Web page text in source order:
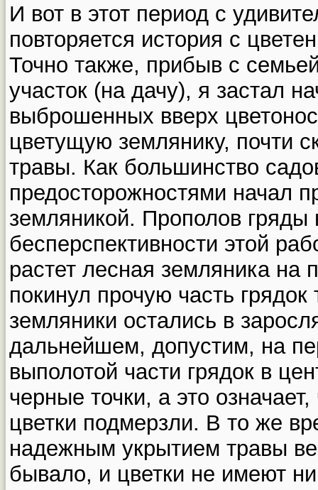
И вот в этот период с
повторяется история с
Точно также, прибыв с
участок (на дачу), я застал
выброшенных вверх
цветущую землянику, почти
травы. Как большинство
предосторожностями начал
земляникой. Прополов
бесперспективности этой
растет лесная земляника на
покинул прочую часть
земляники остались в
дальнейшем, допустим, на
выполотой части грядок в
черные точки, а это
цветки подмерзли. В то же
надежным укрытием травы
бывало, и цветки не имеют